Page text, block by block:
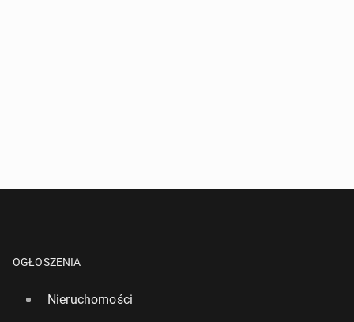
OGŁOSZENIA
Nieruchomości